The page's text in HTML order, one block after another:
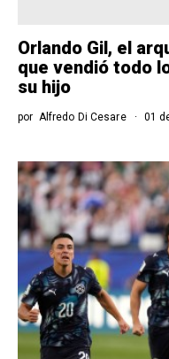
Orlando Gil, el
que vendió todo
su hijo
por Alfredo Di Cesare 01